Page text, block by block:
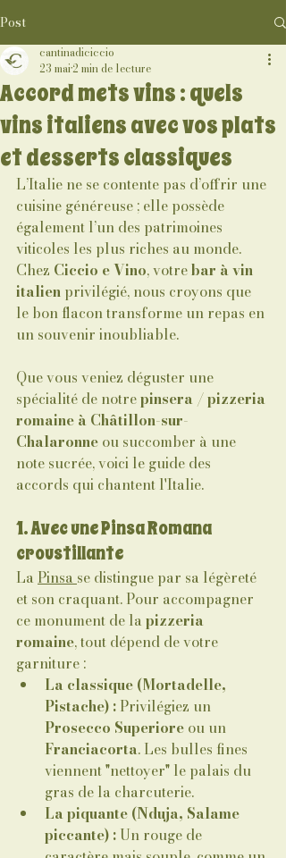
Post
Accord mets vins : quels
vins italiens avec vos plats
et desserts classiques
cantinadiciccio
23 mai2 min de lecture
L’Italie ne se contente pas d’offrir une
cuisine généreuse ; elle possède
également l’un des patrimoines
viticoles les plus riches au monde.
Chez Ciccio e Vino, votre bar à vin
italien privilégié, nous croyons que
le bon flacon transforme un repas en
un souvenir inoubliable.
Que vous veniez déguster une
spécialité de notre pinsera / pizzeria
romaine à Châtillon-sur-
Chalaronne ou succomber à une
note sucrée, voici le guide des
accords qui chantent l'Italie.
1. Avec une Pinsa Romana
croustillante
La Pinsa se distingue par sa légèreté
et son craquant. Pour accompagner
ce monument de la pizzeria
romaine, tout dépend de votre
garniture :
La classique (Mortadelle,
Pistache) : Privilégiez un
Prosecco Superiore ou un
Franciacorta. Les bulles fines
viennent "nettoyer" le palais du
gras de la charcuterie.
La piquante (Nduja, Salame
piccante) : Un rouge de